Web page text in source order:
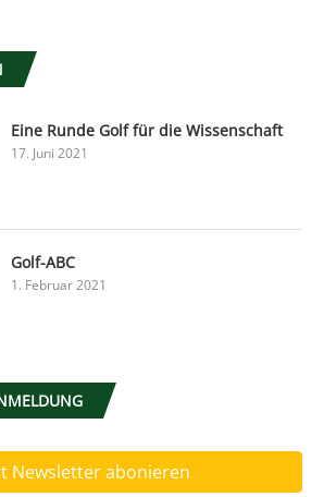
Eine Runde Golf für die Wissenschaft
17. Juni 2021
Golf-ABC
1. Februar 2021
Newsletter abonieren